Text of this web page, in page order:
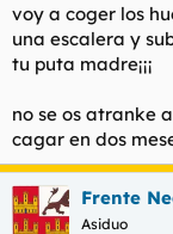
voy a coger los
una escalera y
tu puta madre¡¡¡
no se os atranke
cagar en dos
Frente
Asiduo